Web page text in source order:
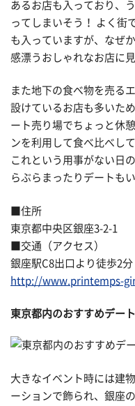
あるお店も入っており、
ってしまいそう！ よく街
も入っていますが、なぜ
感漂うおしゃれなお店に
また地下の食べ物を売る
設けているお店も多いた
ート売り場でちょっと休
ンを利用して食べ比べし
これという用事がない日
らぶらまったりデートも
■住所
東京都中央区銀座3-2-1
■交通（アクセス）
銀座駅C8出口より徒歩2分
http://www.printemps-
東京都内のおすすめデー
大きなイベント時には建
ーションで飾られ、銀座